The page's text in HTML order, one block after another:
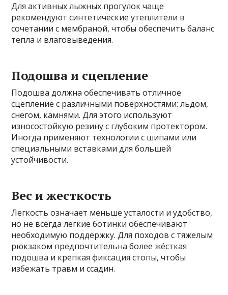
Для активных лыжных прогулок чаще
рекомендуют синтетические утеплители в
сочетании с мембраной, чтобы обеспечить баланс
тепла и влаговыведения.
Подошва и сцепление
Подошва должна обеспечивать отличное
сцепление с различными поверхностями: льдом,
снегом, камнями. Для этого используют
износостойкую резину с глубоким протектором.
Иногда применяют технологии с шипами или
специальными вставками для большей
устойчивости.
Вес и жесткость
Легкость означает меньше усталости и удобство,
но не всегда легкие ботинки обеспечивают
необходимую поддержку. Для походов с тяжелым
рюкзаком предпочтительна более жёсткая
подошва и крепкая фиксация стопы, чтобы
избежать травм и ссадин.